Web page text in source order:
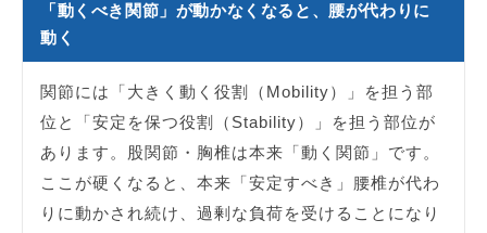
「動くべき関節」が動かなくなると、腰が代わりに
動く
関節には「大きく動く役割（Mobility）」を担う部
位と「安定を保つ役割（Stability）」を担う部位が
あります。股関節・胸椎は本来「動く関節」です。
ここが硬くなると、本来「安定すべき」腰椎が代わ
りに動かされ続け、過剰な負荷を受けることになり